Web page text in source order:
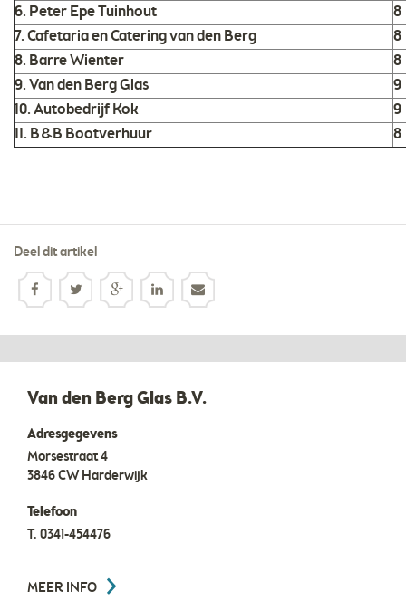
6. Peter Epe Tuinhout
8
7. Cafetaria en Catering van den Berg
8
8. Barre Wienter
8
9. Van den Berg Glas
9
10. Autobedrijf Kok
9
11. B&B Bootverhuur
8
Deel dit artikel
Van den Berg Glas B.V.
Adresgegevens
Morsestraat 4
3846 CW Harderwijk
Telefoon
T. 0341-454476
MEER INFO